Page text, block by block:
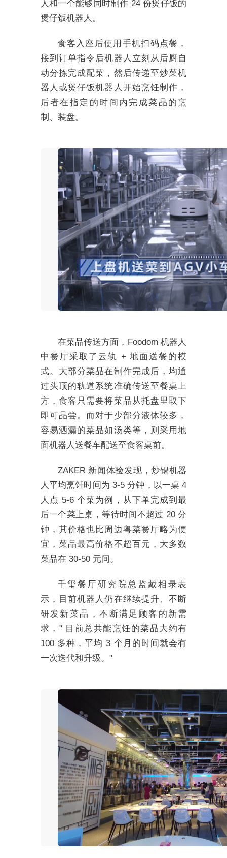
人和一个能够同时制作 24 份煲仔饭的
煲仔饭机器人。
食客入座后使用手机扫码点餐，
接到订单指令后机器人立刻从后厨自
动分拣完成配菜，然后传递至炒菜机
器人或煲仔饭机器人开始烹饪制作，
后者在指定的时间内完成菜品的烹
制、装盘。
在菜品传送方面，Foodom 机器人
中餐厅采取了云轨 + 地面送餐的模
式。大部分菜品在制作完成后，均通
过头顶的轨道系统准确传送至餐桌上
方，食客只需要将菜品从托盘里取下
即可品尝。而对于少部分液体较多，
容易洒漏的菜品如汤类等，则采用地
面机器人送餐车配送至食客桌前。
ZAKER 新闻体验发现，炒锅机器
人平均烹饪时间为 3-5 分钟，以一桌 4
人点 5-6 个菜为例，从下单完成到最
后一个菜上桌，等待时间不超过 20 分
钟，其价格也比周边粤菜餐厅略为便
宜，菜品最高价格不超百元，大多数
菜品在 30-50 元间。
千玺餐厅研究院总监戴相录表
示，目前机器人仍在继续提升、不断
研发新菜品，不断满足顾客的新需
求，" 目前总共能烹饪的菜品大约有
100 多种，平均 3 个月的时间就会有
一次迭代和升级。"